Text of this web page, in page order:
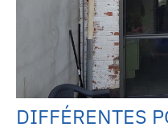
DIFFÉRENTES